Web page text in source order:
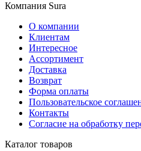
Компания Sura
О компании
Клиентам
Интересное
Ассортимент
Доставка
Возврат
Форма оплаты
Пользовательское
Контакты
Согласие на обработку
Каталог товаров